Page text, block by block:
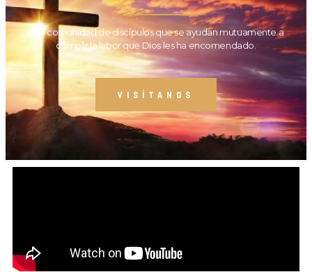
Una comunidad de discípulos que se ayudan mutuamente a
cumplir la labor que Dios les ha encomendado.
VISÍTANOS